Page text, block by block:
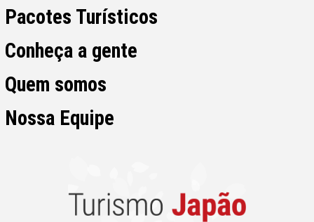
Pacotes Turísticos
Conheça a gente
Quem somos
Nossa Equipe